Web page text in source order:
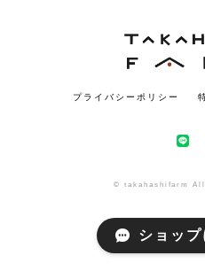
プライバシーポリシー
© takahashifarm
ショッ